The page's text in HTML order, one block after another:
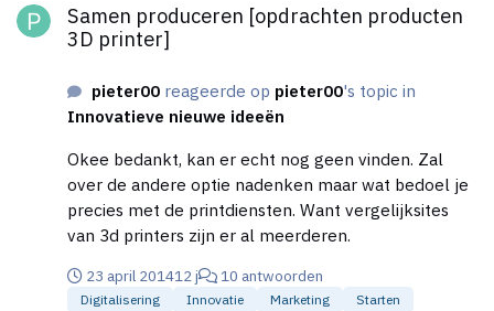
Samen produceren [opdrachten producten
3D printer]
pieter00 reageerde op pieter00's topic in
Innovatieve nieuwe ideeën
Okee bedankt, kan er echt nog geen vinden. Zal
over de andere optie nadenken maar wat bedoel je
precies met de printdiensten. Want vergelijksites
van 3d printers zijn er al meerderen.
23 april 201412 j 10 antwoorden
Digitalisering Innovatie Marketing Starten